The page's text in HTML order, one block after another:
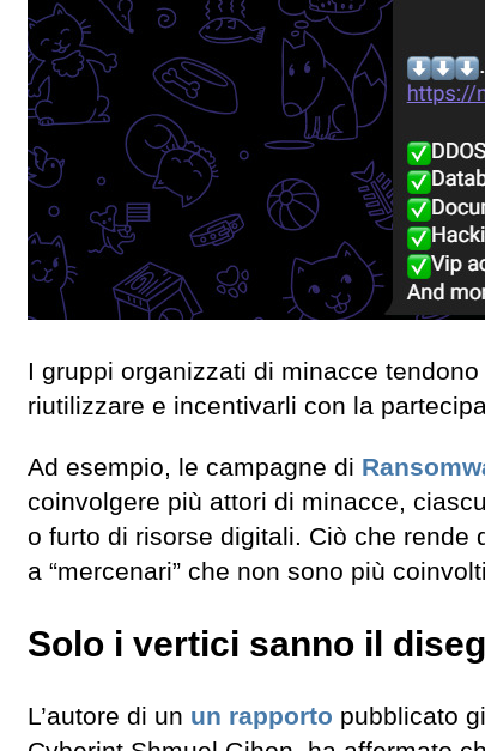
I gruppi organizzati di minacce
riutilizzare e incentivarli con la
Ad esempio, le campagne di
coinvolgere più attori di minacce,
o furto di risorse digitali. Ciò che rende
a “mercenari” che non sono più
Solo i vertici sanno il
L’autore di un un rapporto pubblicato